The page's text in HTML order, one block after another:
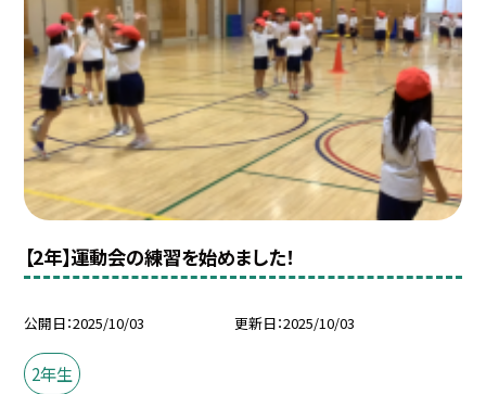
【2年】運動会の練習を始めました！
公開日 2025/10/03 更新日 2025/10/03
2年生